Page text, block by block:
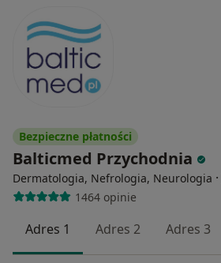
Bezpieczne płatności
Balticmed Przychodnia
Dermatologia, Nefrologia, Neurologia ·
1464 opinie
Adres 1 Adres 2 Adres 3